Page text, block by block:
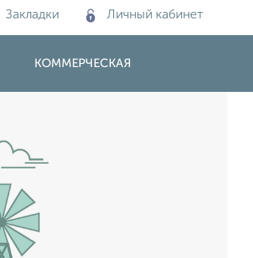
Закладки Личный кабинет
КОММЕРЧЕСКАЯ